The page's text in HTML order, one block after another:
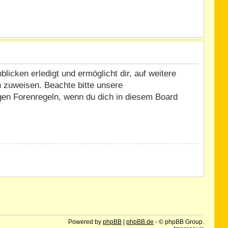
erledigt und ermöglicht dir, auf weitere
Beachte bitte unsere
Forenregeln, wenn du dich in diesem Board
Powered by phpBB| phpBB.de - © phpBB Group.